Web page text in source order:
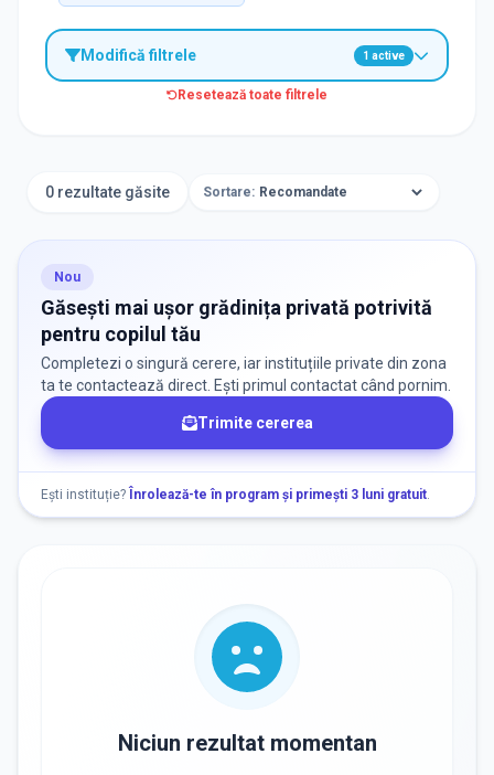
Modifică filtrele 1 active
Resetează toate filtrele
Nu există informații despre locuri libere
0 rezultate găsite Sortare:
Nou
Găsești mai ușor grădinița privată potrivită
pentru copilul tău
Completezi o singură cerere, iar instituțiile private din zona
ta te contactează direct. Ești primul contactat când pornim.
Trimite cererea
Ești instituție? Înrolează-te în program și primești 3 luni gratuit.
Niciun rezultat momentan